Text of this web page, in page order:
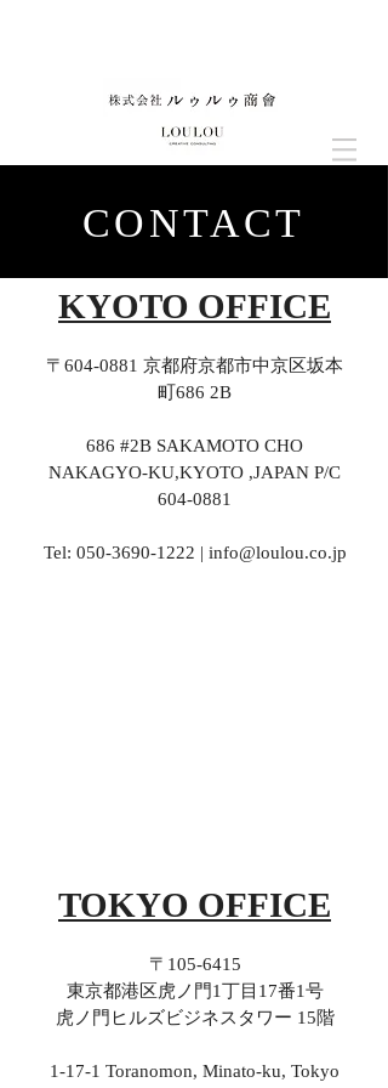
CONTACT
KYOTO OFFICE
〒604-0881 京都府京都市中京区坂本
町686 2B
686 #2B SAKAMOTO CHO
NAKAGYO-KU,KYOTO ,JAPAN P/C
604-0881
Tel: 050-3690-1222 | info@loulou.co.jp
TOKYO OFFICE
〒105-6415
東京都港区虎ノ門1丁目17番1号
虎ノ門ヒルズビジネスタワー 15階
1-17-1 Toranomon, Minato-ku, Tokyo